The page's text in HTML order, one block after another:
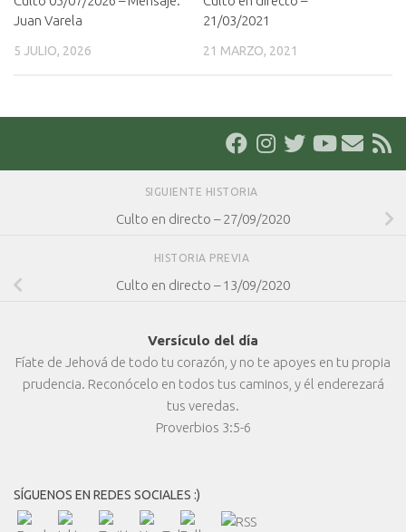
Juan Varela
5 JULIO, 2026
21/03/2021
21 MARZO, 2021
SIGUIENTE HISTORIA
Culto en directo – 27/09/2020
HISTORIA PREVIA
Culto en directo – 13/09/2020
Versículo del día
Fíate de Jehová de todo tu corazón, y no te apoyes en tu propia
prudencia. Reconócelo en todos tus caminos, y él enderezará
tus veredas.
Proverbios 3:5-6
SÍGUENOS EN REDES SOCIALES :)